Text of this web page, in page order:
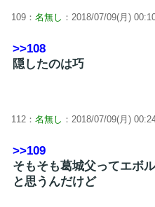
109： 名無し ：2018/07/09(月)
>>108
隠したのは巧
112： 名無し ：2018/07/09(月)
>>109
そもそも葛城父ってエボ
と思うんだけど